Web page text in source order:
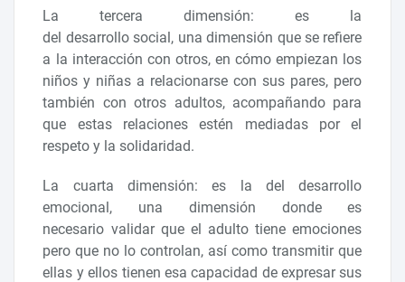
La tercera dimensión: es la
del desarrollo social, una dimensión que se refiere
a la interacción con otros, en cómo empiezan los
niños y niñas a relacionarse con sus pares, pero
también con otros adultos, acompañando para
que estas relaciones estén mediadas por el
respeto y la solidaridad.
La cuarta dimensión: es la del desarrollo
emocional, una dimensión donde es
necesario validar que el adulto tiene emociones
pero que no lo controlan, así como transmitir que
ellas y ellos tienen esa capacidad de expresar sus